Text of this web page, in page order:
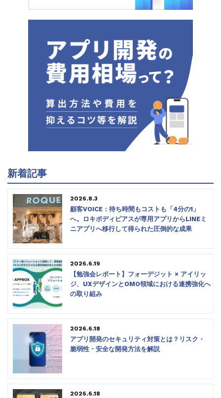
新着記事
2026.8.3
顧客VOICE：待ち時間もコストも「4分の1」
へ。ロキボディピアスが専用アプリからLINEミ
ニアプリへ移行して得られた圧倒的な成果
2026.6.19
【勉強会レポート】フォーデジット × アイリッ
ジ、UXデザインとOMO領域における連携強化へ
の取り組み
2026.6.18
アプリ開発のセキュリティ対策とは？リスク・
脆弱性・安全な開発方法を解説
2026.6.18